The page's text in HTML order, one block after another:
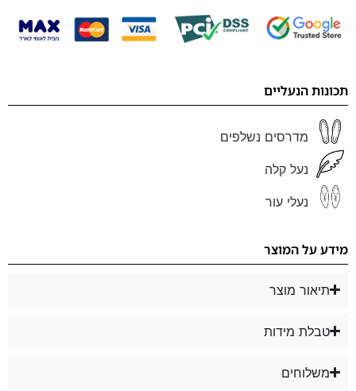
תכונות הנעליים
מדרסים נשלפים
נעל קלה
נעלי עור
מידע על המוצר
תיאור מוצר
טבלת מידות
משלוחים